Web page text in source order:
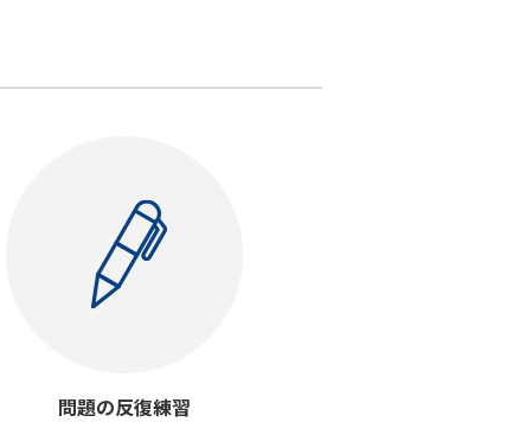
問題の反復練習